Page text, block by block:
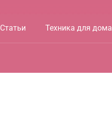
Статьи Техника для дома